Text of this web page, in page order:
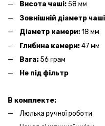
Висота чаші: 58 мм
Зовнішній діаметр
Діаметр камери:18 мм
Глибина камери:47 мм
Вага: 56 грам
Не пiд фiльтр
В комплекте:
Люлька ручної роботи